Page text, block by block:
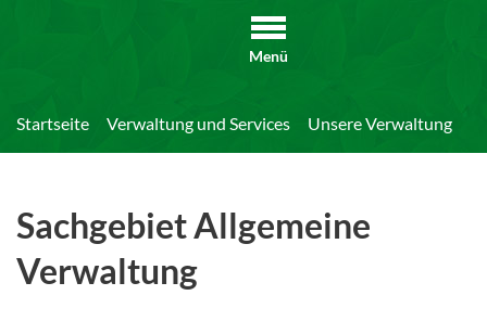
Menü
Startseite Verwaltung und Services Unsere Verwaltung
Sachgebiet Allgemeine
Verwaltung